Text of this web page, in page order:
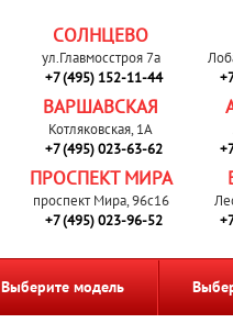
СОЛНЦЕВО
ул.Главмосстроя 7а
+7 (495) 152-11-44
ВАРШАВСКАЯ
Котляковская, 1А
+7 (495) 023-63-62
ПРОСПЕКТ МИРА
проспект Мира, 96с16
+7 (495) 023-96-52
Выберите модель